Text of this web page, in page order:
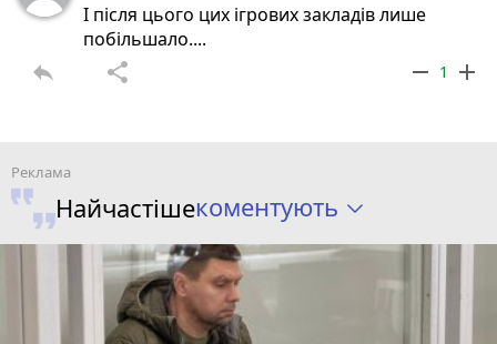
І після цього цих ігрових закладів лише
побільшало....
reply share remove 1 add
Найчастішекоментують